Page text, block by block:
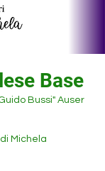
Base
Bussi" Auser
Michela